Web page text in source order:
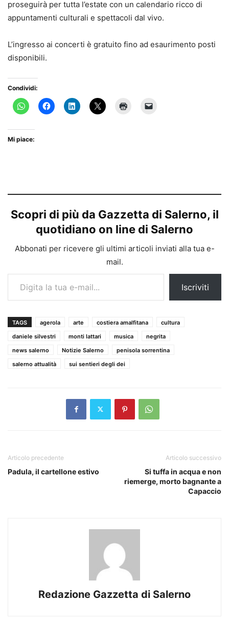
proseguirà per tutta l’estate con un calendario ricco di
appuntamenti culturali e spettacoli dal vivo.
L’ingresso ai concerti è gratuito fino ad esaurimento posti
disponibili.
Condividi:
Mi piace:
Scopri di più da Gazzetta di Salerno, il
quotidiano on line di Salerno
Abbonati per ricevere gli ultimi articoli inviati alla tua e-
mail.
Digita la tua e-mail...
Iscriviti
TAGS agerola arte costiera amalfitana
cultura
daniele silvestri
monti lattari musica
negrita
news salerno
Notizie Salerno
penisola sorrentina
salerno attualità
sui sentieri degli dei
Articolo precedente
Padula, il cartellone estivo
Articolo successivo
Si tuffa in acqua e non
riemerge, morto bagnante a
Capaccio
Redazione Gazzetta di Salerno